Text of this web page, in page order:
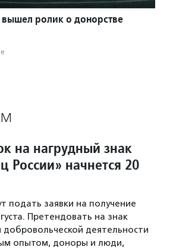
ролик о донорстве
на нагрудный знак
России» начнется 20
подать заявки на получение
Претендовать на знак
добровольческой деятельности
опытом, доноры и люди,